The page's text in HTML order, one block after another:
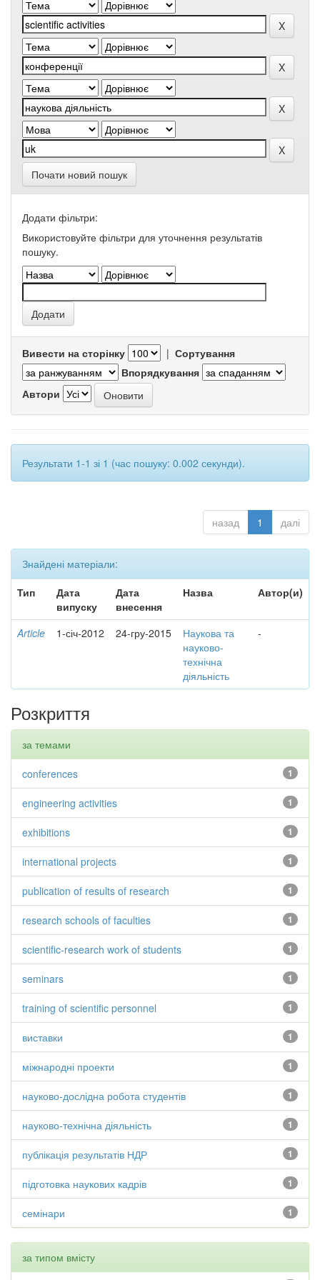
Почати новий пошук
Додати фільтри:
Використовуйте фільтри для уточнення результатів
пошуку.
Вивести на сторінку | Сортування
Впорядкування
Автори
Результати 1-1 зі 1 (час пошуку: 0.002 секунди).
назад 1 далі
Знайдені матеріали:
Тип
Дата
випуску
Дата
внесення
Назва Автор(и)
Article 1-січ-2012 24-гру-2015
Наукова та
науково-
технічна
діяльність
-
Розкриття
за темами
1
conferences
1
engineering activities
1
exhibitions
1
international projects
1
publication of results of research
1
research schools of faculties
1
scientific-research work of students
1
seminars
1
training of scientific personnel
1
виставки
1
міжнародні проекти
1
науково-дослідна робота студентів
1
науково-технічна діяльність
1
публікація результатів НДР
1
підготовка наукових кадрів
1
семінари
за типом вмісту